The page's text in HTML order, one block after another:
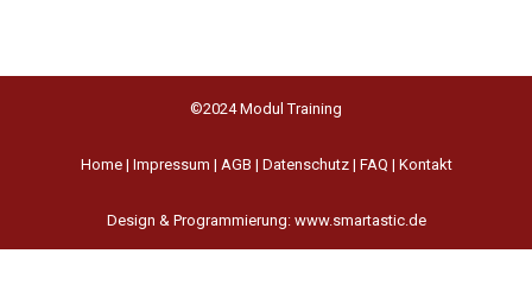
©2024 Modul Training
Home| Impressum | AGB | Datenschutz| FAQ | Kontakt
Design & Programmierung: www.smartastic.de